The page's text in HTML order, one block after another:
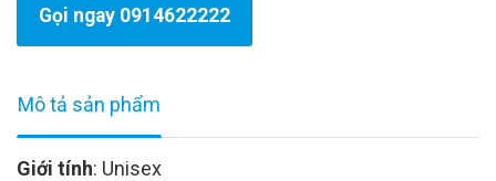
Gọi ngay 0914622222
Mô tả sản phẩm
Giới tính: Unisex